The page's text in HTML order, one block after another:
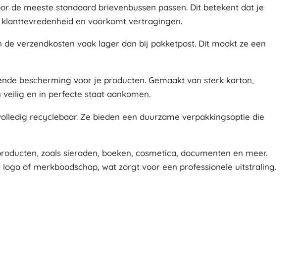
de meeste standaard brievenbussen passen. Dit betekent dat je
en voorkomt vertragingen.
verzendkosten vaak lager dan bij pakketpost. Dit maakt ze een
bescherming voor je producten. Gemaakt van sterk karton,
en in perfecte staat aankomen.
recyclebaar. Ze bieden een duurzame verpakkingsoptie die
zoals sieraden, boeken, cosmetica, documenten en meer.
of merkboodschap, wat zorgt voor een professionele uitstraling.